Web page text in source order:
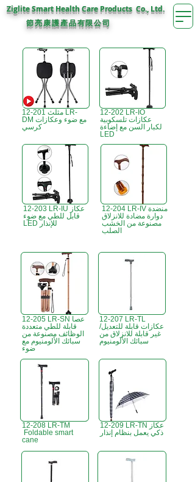
Ziglite Smart Health Care Products Co., Ltd.
節亮康護產品有限公司
12-201 مثلث LR-
DM مع ضوء وعكازات
كرسي
12-202 LR-IO
عكازات تلسكوبية
لكبار السن مع إضاءة
LED
12-203 LR-IU عكاز
قابل للطي مع ضوء
LED للإنذار
12-204 LR-IV منضدة
دوارة مضادة للانزلاق
مصنوعة من الخشب
الصلب
12-205 LR-SN عصا
قابلة للطي متعددة
الوظائف مصنوعة من
سبائك الألومنيوم مع
ضوء
12-207 LR-TL
عكازات قابلة للتعديل/
غير قابلة للانزلاق من
سبائك الألومنيوم
12-208 LR-TM
Foldable smart
cane
12-209 LR-TN عكاز
ذكي يعمل بنظام إنذار